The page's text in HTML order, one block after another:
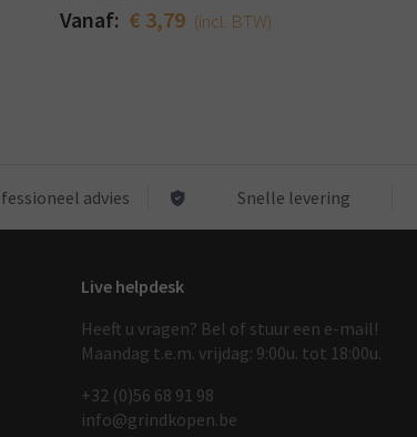
Vanaf: € 3,79 (incl. BTW)
advies Snelle levering
Live helpdesk
Heeft u vragen? Bel of stuur een e-mail!
Maandag t.e.m. vrijdag: 9:00u. tot 18:00u.
+32 (0)56 68 91 98
info@grindkopen.be